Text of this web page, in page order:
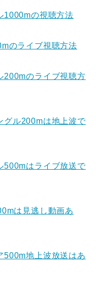
1000mの視聴方法
のライブ視聴方法
200mのライブ視聴方
グル200mは地上波で
500mはライブ放送で
は見逃し動画あ
500m地上波放送はあ